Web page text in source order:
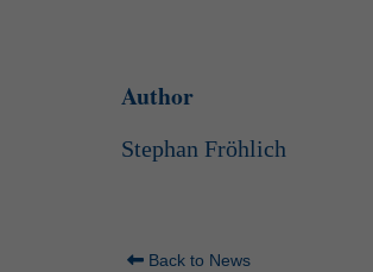
Author
Stephan Fröhlich
Back to News